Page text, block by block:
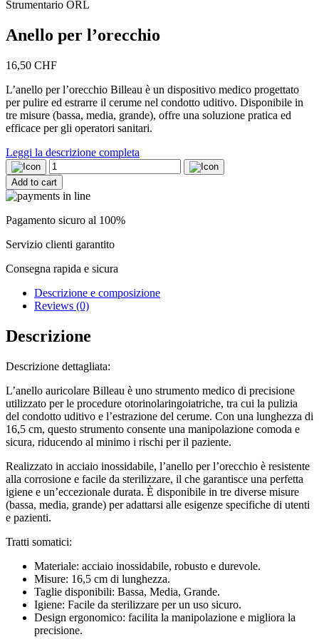
Strumentario ORL
Anello per l’orecchio
16,50 CHF
L’anello per l’orecchio Billeau è un dispositivo medico progettato
per pulire ed estrarre il cerume nel condotto uditivo. Disponibile in
tre misure (bassa, media, grande), offre una soluzione pratica ed
efficace per gli operatori sanitari.
Leggi la descrizione completa
Anello
per
l'orecchio
quantity
Add to cart
Pagamento sicuro al 100%
Servizio clienti garantito
Consegna rapida e sicura
Descrizione e composizione
Reviews (0)
Descrizione
Descrizione dettagliata:
L’anello auricolare Billeau è uno strumento medico di precisione
utilizzato per le procedure otorinolaringoiatriche, tra cui la pulizia
del condotto uditivo e l’estrazione del cerume. Con una lunghezza di
16,5 cm, questo strumento consente una manipolazione comoda e
sicura, riducendo al minimo i rischi per il paziente.
Realizzato in acciaio inossidabile, l’anello per l’orecchio è resistente
alla corrosione e facile da sterilizzare, il che garantisce una perfetta
igiene e un’eccezionale durata. È disponibile in tre diverse misure
(bassa, media, grande) per adattarsi alle esigenze specifiche di utenti
e pazienti.
Tratti somatici:
Materiale: acciaio inossidabile, robusto e durevole.
Misure: 16,5 cm di lunghezza.
Taglie disponibili: Bassa, Media, Grande.
Igiene: Facile da sterilizzare per un uso sicuro.
Design ergonomico: facilita la manipolazione e migliora la
precisione.